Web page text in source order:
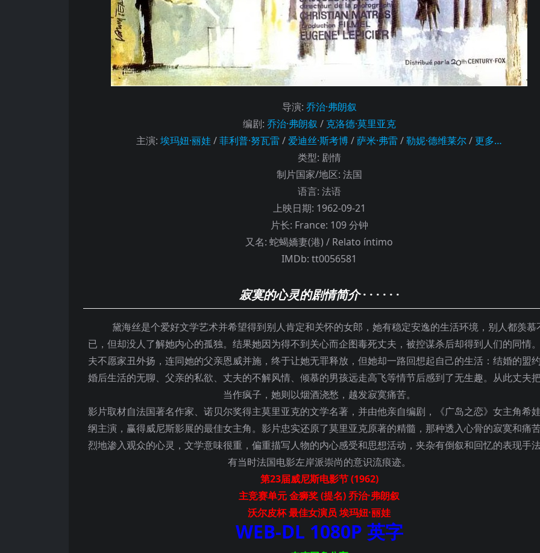
导演: 乔治·弗朗叙
编剧: 乔治·弗朗叙 / 克洛德·莫里亚克
主演: 埃玛妞·丽娃/菲利普·努瓦雷 /爱迪丝·斯考博/萨米·弗雷 /勒妮·德维莱尔/更多…
类型: 剧情
制片国家/地区: 法国
语言: 法语
上映日期: 1962-09-21
片长: France: 109 分钟
又名: 蛇蝎嬌妻(港) / Relato íntimo
IMDb: tt0056581
寂寞的心灵的剧情简介· · · · · ·
黛海丝是个爱好文学艺术并希望得到别人肯定和关怀的女郎，她有稳定安逸的生活环境，别人都羡慕
已，但却没人了解她内心的孤独。结果她因为得不到关心而企图毒死丈夫，被控谋杀后却得到人们的同情
夫不愿家丑外扬，连同她的父亲恩威并施，终于让她无罪释放，但她却一路回想起自己的生活：结婚的盟
婚后生活的无聊、父亲的私欲、丈夫的不解风情、倾慕的男孩远走高飞等情节后感到了无生趣。从此丈夫
当作疯子，她则以烟酒浇愁，越发寂寞痛苦。
影片取材自法国著名作家、诺贝尔奖得主莫里亚克的文学名著，并由他亲自编剧，《广岛之恋》女主角希
纲主演，赢得威尼斯影展的最佳女主角。影片忠实还原了莫里亚克原著的精髓，那种透入心骨的寂寞和痛
烈地渗入观众的心灵，文学意味很重，偏重描写人物的内心感受和思想活动，夹杂有倒叙和回忆的表现手
有当时法国电影左岸派崇尚的意识流痕迹。
第23届威尼斯电影节 (1962)
主竞赛单元 金狮奖 (提名) 乔治·弗朗叙
沃尔皮杯 最佳女演员 埃玛妞·丽娃
WEB-DL 1080P 英字